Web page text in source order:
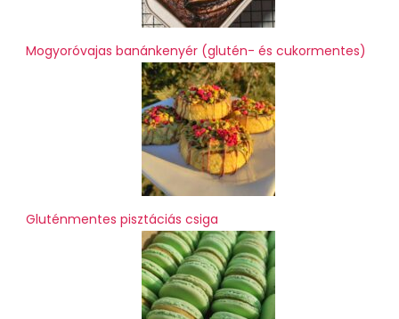
Mogyoróvajas banánkenyér (glutén- és cukormentes)
Gluténmentes pisztáciás csiga